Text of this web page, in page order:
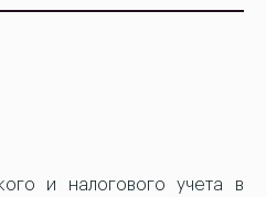
и налогового учета в